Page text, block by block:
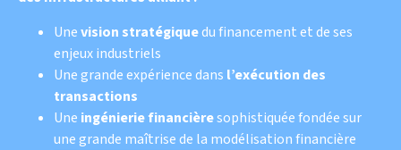
Unevision stratégiquedu financement et de ses
enjeux industriels
Une grande expérience dans l’exécution des
transactions
Une ingénierie financièresophistiquée fondée sur
une grande maîtrise de la modélisation financière